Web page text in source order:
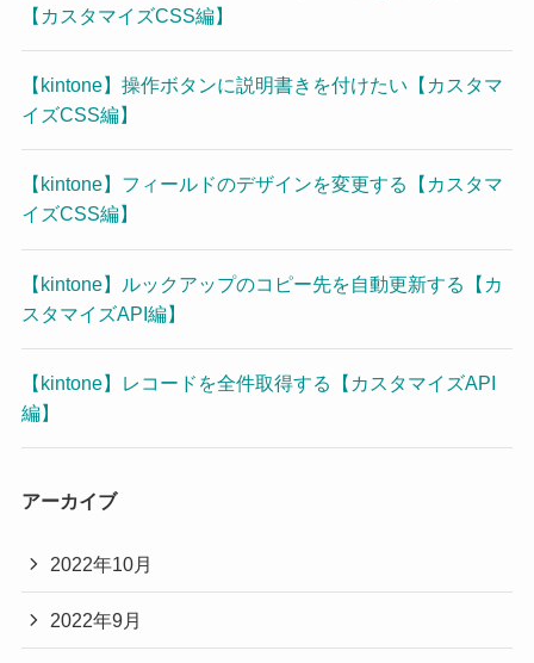
【カスタマイズCSS編】
【kintone】操作ボタンに説明書きを付けたい【カスタマ
イズCSS編】
【kintone】フィールドのデザインを変更する【カスタマ
イズCSS編】
【kintone】ルックアップのコピー先を自動更新する【カ
スタマイズAPI編】
【kintone】レコードを全件取得する【カスタマイズAPI
編】
アーカイブ
2022年10月
2022年9月